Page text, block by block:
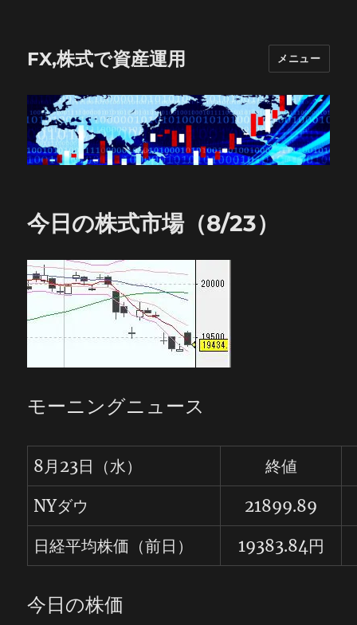
FX,株式で資産運用 メニュー
今日の株式市場（8/23）
モーニングニュース
8月23日（水）
終値
NYダウ
21899.89
日経平均株価（前日）
19383.84円
今日の株価